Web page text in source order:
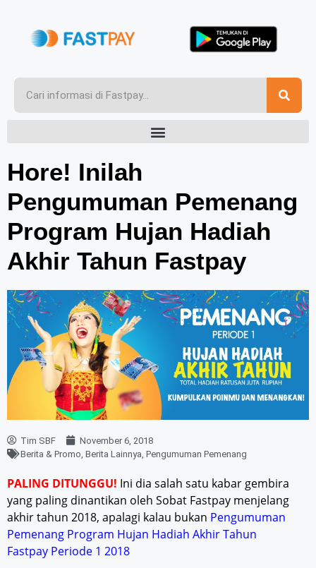
Hore! Inilah
Pengumuman Pemenang
Program Hujan Hadiah
Akhir Tahun Fastpay
Tim SBF
November 6, 2018
Berita & Promo Berita Lainnya Pengumuman Pemenang
PALING DITUNGGU! Ini dia salah satu kabar gembira
yang paling dinantikan oleh Sobat Fastpay menjelang
akhir tahun 2018, apalagi kalau bukan Pengumuman
Pemenang Program Hujan Hadiah Akhir Tahun
Fastpay Periode 1 2018